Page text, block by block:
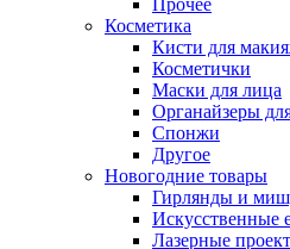
Прочее
Косметика
Кисти для
Косметички
Маски для лица
Органайзеры
Спонжи
Другое
Новогодние товары
Гирлянды и
Искусственные
Лазерные